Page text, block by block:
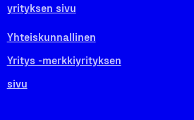
yrityksen sivu
Yhteiskunnallinen
Yritys -merkkiyrityksen
sivu